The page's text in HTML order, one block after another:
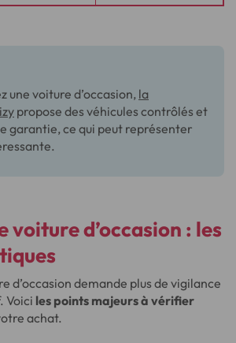
une voiture d’occasion, la
propose des véhicules contrôlés et
garantie, ce qui peut représenter
voiture d’occasion : les
d’occasion demande plus de vigilance
Voici les points majeurs à vérifier
achat.